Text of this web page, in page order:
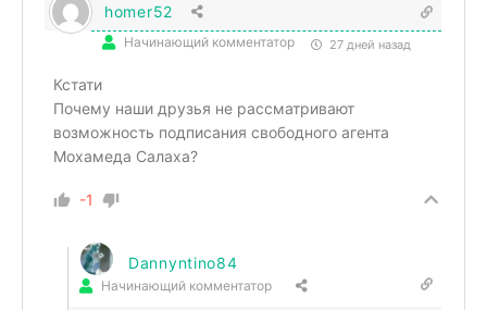
homer52
Начинающий комментатор 27 дней назад
Кстати
Почему наши друзья не рассматривают
возможность подписания свободного агента
Мохамеда Салаха?
-1
Dannyntino84
Начинающий комментатор